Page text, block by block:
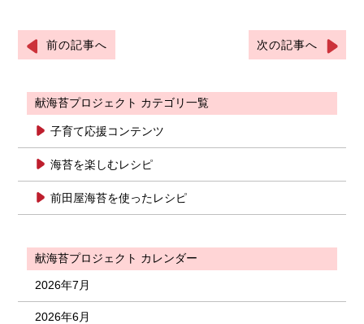
前の記事へ 次の記事へ
献海苔プロジェクト カテゴリ一覧
子育て応援コンテンツ
海苔を楽しむレシピ
前田屋海苔を使ったレシピ
献海苔プロジェクト カレンダー
2026年7月
2026年6月